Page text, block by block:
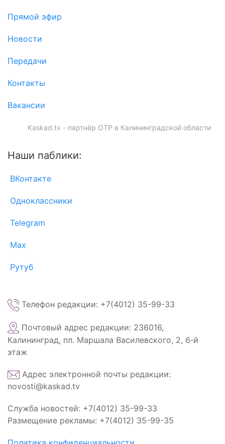
Прямой эфир
Новости
Передачи
Контакты
Вакансии
Kaskad.tv - партнёр ОТР в Калининградской области
Наши паблики:
ВКонтакте
Одноклассники
Telegram
Max
Рутуб
Телефон редакции: +7(4012) 35-99-33
Почтовый адрес редакции: 236016,
Калининград, пл. Маршала Василевского, 2, 6‑й
этаж
Адрес электронной почты редакции:
novosti@kaskad.tv
Служба новостей: +7(4012) 35-99-33
Размещение рекламы: +7(4012) 35-99-35